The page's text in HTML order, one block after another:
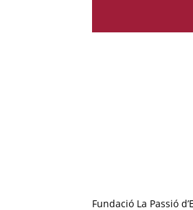
Fundació La Passió